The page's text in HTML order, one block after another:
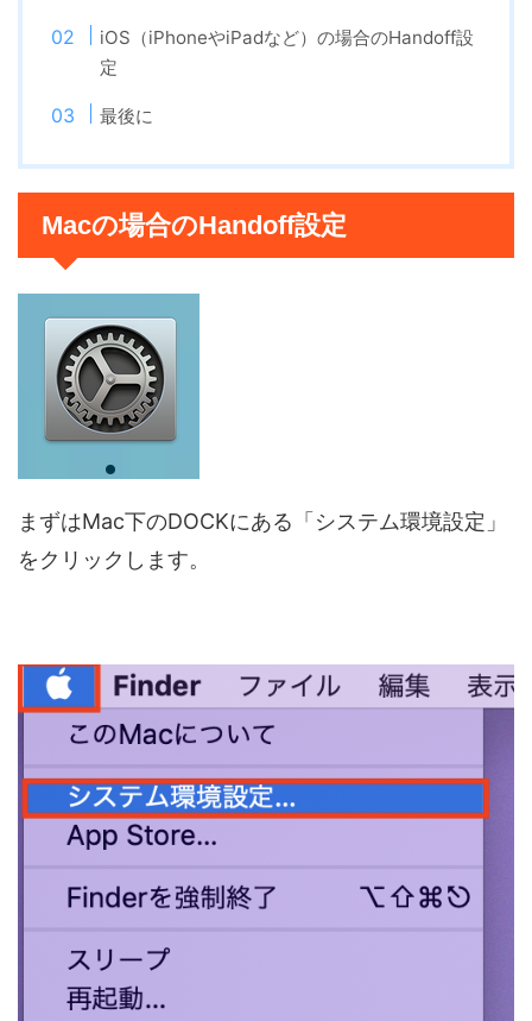
iOS（iPhoneやiPadなど）の場合のHandoff設
定
最後に
Macの場合のHandoff設定
まずはMac下のDOCKにある「システム環境設定」
をクリックします。